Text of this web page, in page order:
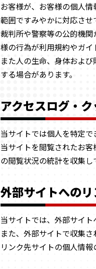
お客様が、お客様の個人
範囲ですみやかに対応させ
裁判所や警察等の公的機
様の行為が利用規約やガ
また人の生命、身体およ
する場合があります。
アクセスログ・
当サイトでは個人を特定で
当サイトを閲覧されたお
の閲覧状況の統計を収集
外部サイトへのリ
当サイトでは、外部サイ
また、外部サイトで収集
リンク先サイトの個人情報